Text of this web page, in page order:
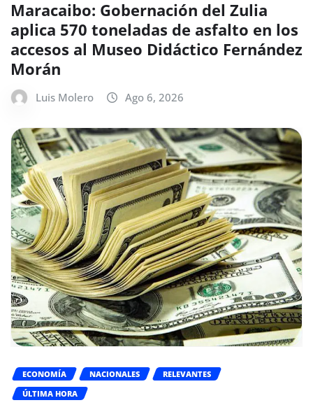
Maracaibo: Gobernación del Zulia
aplica 570 toneladas de asfalto en los
accesos al Museo Didáctico Fernández
Morán
Luis Molero Ago 6, 2026
ECONOMÍA NACIONALES
RELEVANTES
ÚLTIMA HORA